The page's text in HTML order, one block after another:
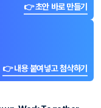
👉 초안 바로 만들기
👉 내용 붙여넣고 첨삭하기